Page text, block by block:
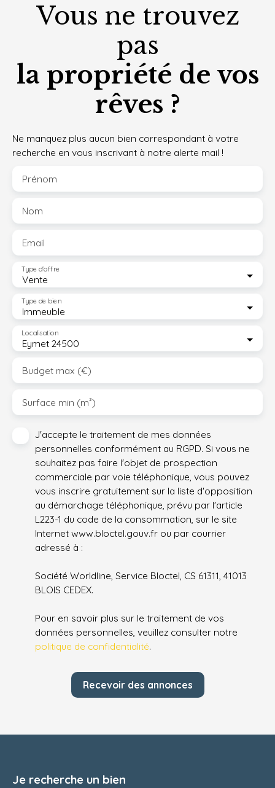
Vous ne trouvez
pas
la propriété de vos
rêves ?
Ne manquez plus aucun bien correspondant à votre
recherche en vous inscrivant à notre alerte mail !
Prénom
Nom
Email
Vente
Type d'offre
Immeuble
Type de bien
Eymet 24500
Localisation
Budget max (€)
Surface min (m²)
J'accepte le traitement de mes données
personnelles conformément au RGPD. Si vous ne
souhaitez pas faire l'objet de prospection
commerciale par voie téléphonique, vous pouvez
vous inscrire gratuitement sur la liste d'opposition
au démarchage téléphonique, prévu par l'article
L223-1 du code de la consommation, sur le site
Internet www.bloctel.gouv.fr ou par courrier
adressé à :
Société Worldline, Service Bloctel, CS 61311, 41013
BLOIS CEDEX.
Pour en savoir plus sur le traitement de vos
données personnelles, veuillez consulter notre
politique de confidentialité.
Recevoir des annonces
Je recherche un bien